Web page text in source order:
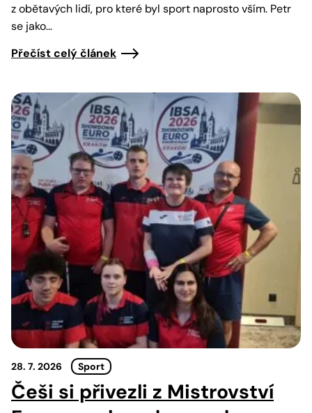
z obětavých lidí, pro které byl sport naprosto vším. Petr
se jako…
Přečíst celý článek
28. 7. 2026 Sport
Češi si přivezli z Mistrovství